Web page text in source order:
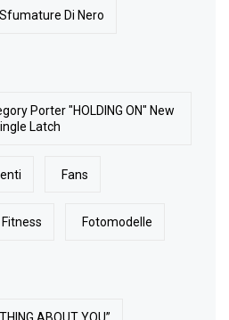
Di Nero
Porter "HOLDING ON" New
Latch
Fans
Fitness Fotomodelle